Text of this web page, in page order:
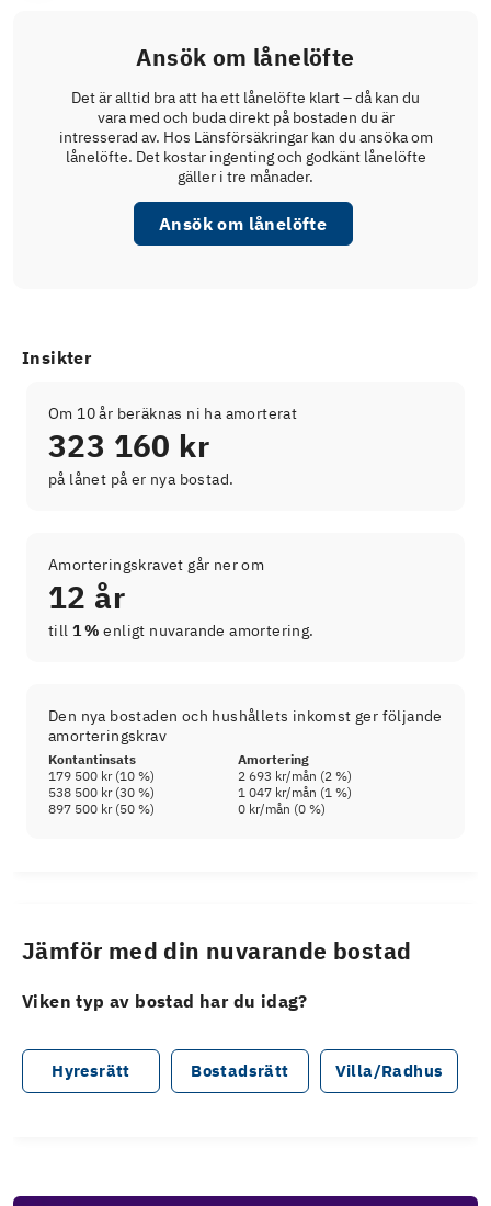
Ansök om lånelöfte
Det är alltid bra att ha ett lånelöfte klart – då kan du
vara med och buda direkt på bostaden du är
intresserad av. Hos Länsförsäkringar kan du ansöka om
lånelöfte. Det kostar ingenting och godkänt lånelöfte
gäller i tre månader.
Ansök om lånelöfte
Insikter
Om 10 år beräknas ni ha amorterat
323 160 kr
på lånet på er nya bostad.
Amorteringskravet går ner om
12 år
till 1 % enligt nuvarande amortering.
Den nya bostaden och hushållets inkomst ger följande
amorteringskrav
Kontantinsats
Amortering
179 500 kr(10 %) 2 693 kr/mån (2 %)
538 500 kr(30 %) 1 047 kr/mån (1 %)
897 500 kr(50 %) 0 kr/mån (0 %)
Jämför med din nuvarande bostad
Viken typ av bostad har du idag?
Hyresrätt Bostadsrätt Villa/Radhus